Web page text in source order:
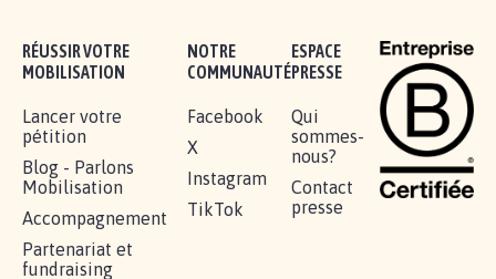
RÉUSSIR VOTRE
MOBILISATION
Lancer votre
pétition
Blog - Parlons
Mobilisation
Accompagnement
Partenariat et
fundraising
NOTRE
COMMUNAUTÉ
Facebook
X
Instagram
TikTok
ESPACE
PRESSE
Qui
sommes-
nous?
Contact
presse